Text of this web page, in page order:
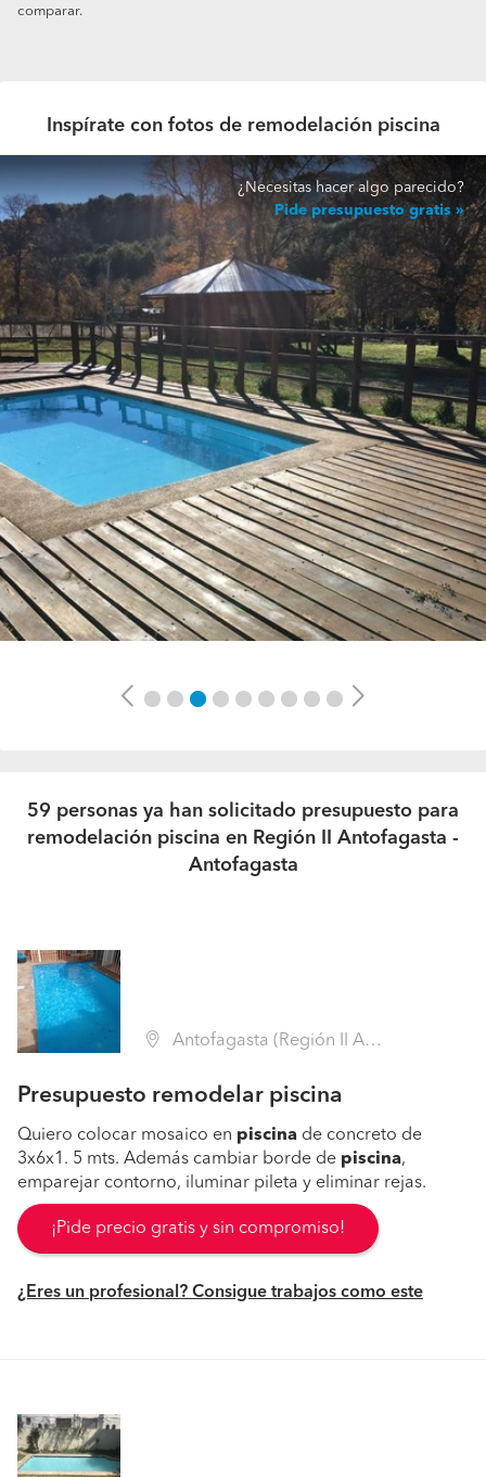
comparar.
Inspírate con fotos de remodelación piscina
¿Necesitas hacer algo parecido?
Pide presupuesto gratis
Previous Next
59 personas ya han solicitado presupuesto para
remodelación piscina en Región II Antofagasta -
Antofagasta
Antofagasta (Región II Antofagasta - Antofagasta)
Presupuesto remodelar piscina
Quiero colocar mosaico en piscina de concreto de
3x6x1. 5 mts. Además cambiar borde de piscina,
emparejar contorno, iluminar pileta y eliminar rejas.
¡Pide precio gratis y sin compromiso!
¿Eres un profesional? Consigue trabajos como este